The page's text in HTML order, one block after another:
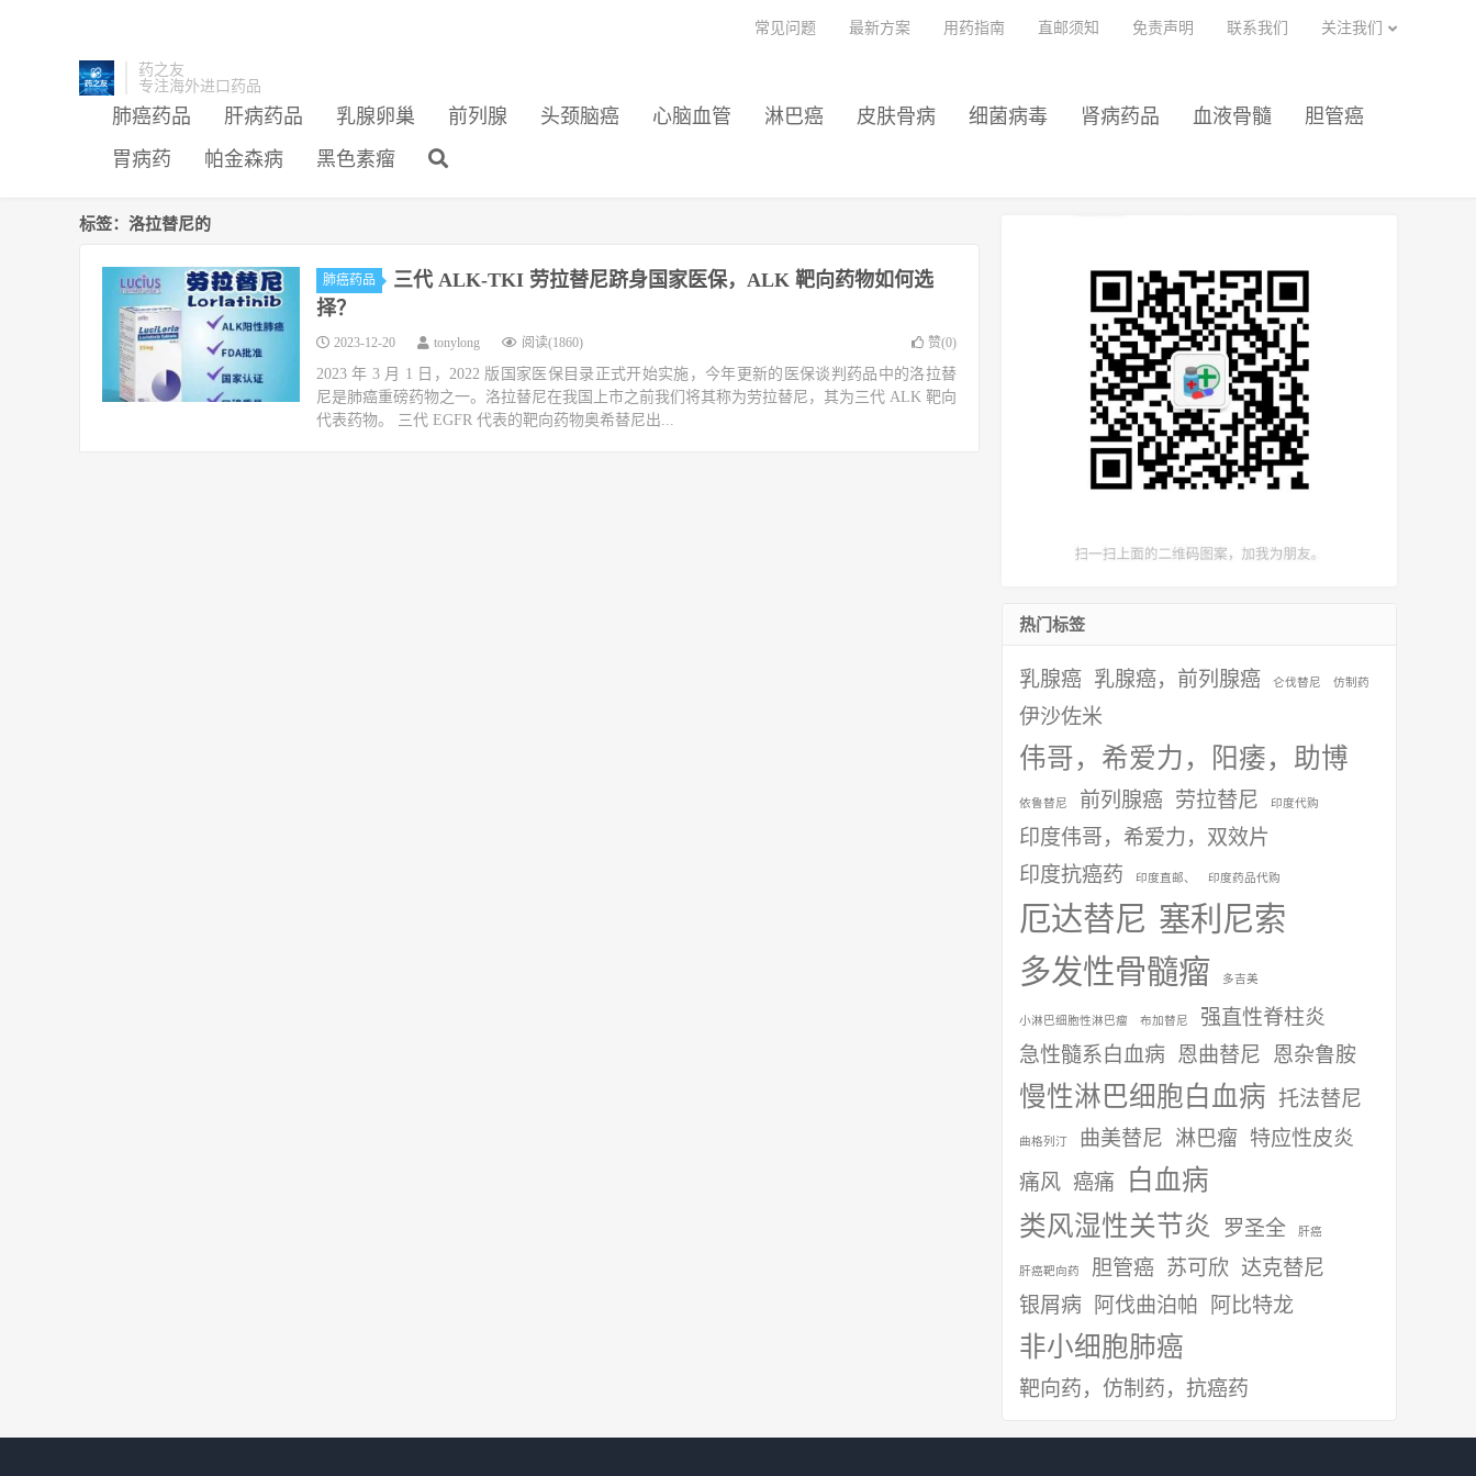
药之友
专注海外进口药品
肺癌药品 肝病药品 乳腺卵巢 前列腺 头颈脑癌 心脑血管 淋巴癌 皮肤骨病 细菌病毒 肾病药品 血液骨髓
胆管癌
胃病药
帕金森病 黑色素瘤
常见问题 最新方案 用药指南 直邮须知 免责声明 联系我们 关注我们
标签：洛拉替尼的
肺癌药品
三代 ALK-TKI 劳拉替尼跻身国家医保，ALK 靶向药物如何选
择？
2023-12-20 tonylong 阅读(1860) 赞(0)
2023 年 3 月 1 日，2022 版国家医保目录正式开始实施，今年更新的医保谈判药品中的洛拉替
尼是肺癌重磅药物之一。洛拉替尼在我国上市之前我们将其称为劳拉替尼，其为三代 ALK 靶向
代表药物。 三代 EGFR 代表的靶向药物奥希替尼出...
热门标签
乳腺癌 乳腺癌，前列腺癌 仑伐替尼 仿制药
伊沙佐米
伟哥，希爱力，阳痿，助博
依鲁替尼 前列腺癌 劳拉替尼 印度代购
印度伟哥，希爱力，双效片
印度抗癌药
印度直邮、 印度药品代购
厄达替尼 塞利尼索
多发性骨髓瘤
多吉美
小淋巴细胞性淋巴瘤 布加替尼
强直性脊柱炎
急性髓系白血病
恩曲替尼 恩杂鲁胺
慢性淋巴细胞白血病 托法替尼
曲格列汀 曲美替尼 淋巴瘤 特应性皮炎
痛风 癌痛
白血病
类风湿性关节炎
罗圣全 肝癌
肝癌靶向药 胆管癌 苏可欣 达克替尼
银屑病
阿伐曲泊帕 阿比特龙
非小细胞肺癌
靶向药，仿制药，抗癌药